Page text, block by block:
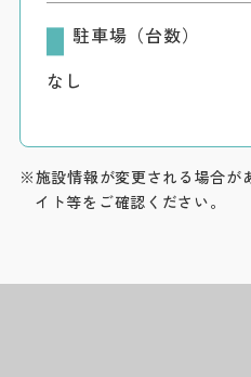
駐車場（台数）
なし
※施設情報が変更される場合が
イト等をご確認ください。